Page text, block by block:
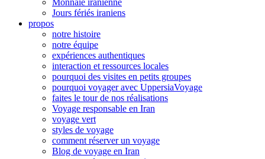
Monnaie iranienne
Jours fériés iraniens
propos
notre histoire
notre équipe
expériences authentiques
interaction et ressources locales
pourquoi des visites en petits groupes
pourquoi voyager avec UppersiaVoyage
faites le tour de nos réalisations
Voyage responsable en Iran
voyage vert
styles de voyage
comment réserver un voyage
Blog de voyage en Iran